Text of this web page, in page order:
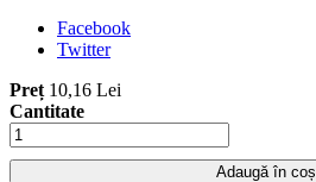
Facebook
Twitter
Preț10,16 Lei
Cantitate
Adaugă în coș